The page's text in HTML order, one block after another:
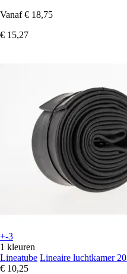
Vanaf € 18,75
€ 15,27
+-3
1 kleuren
Lineatube Lineaire luchtkamer
€ 10,25